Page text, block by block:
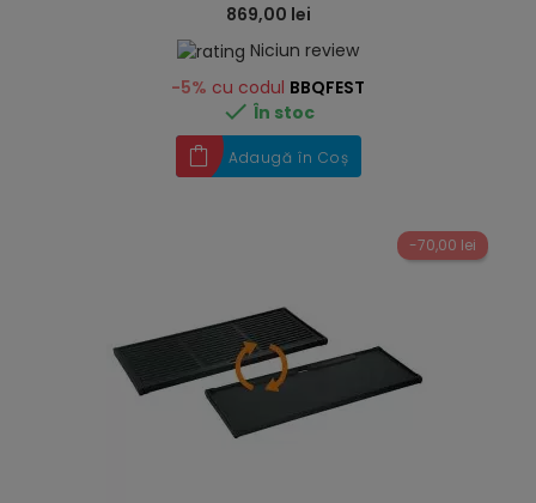
869,00 lei
Niciun review
-5% cu codul BBQFEST
 În stoc
Adaugă în Coș
-70,00 lei